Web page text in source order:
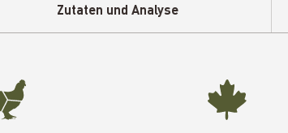
Zutaten und Analyse